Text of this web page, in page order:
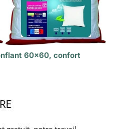
60×60, confort